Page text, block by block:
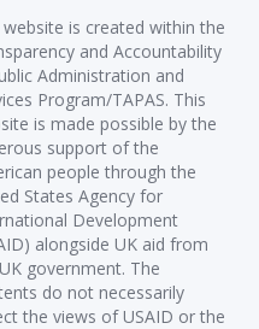
website is created within the
and Accountability
Administration and
Program/TAPAS. This
is made possible by the
support of the
people through the
States Agency for
Development
alongside UK aid from
government. The
do not necessarily
the views of USAID or the